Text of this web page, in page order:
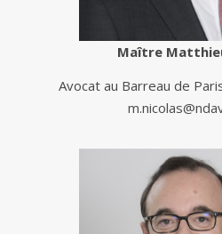
Maître
Avocat au Barreau de